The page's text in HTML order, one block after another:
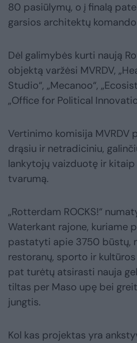
80 pasiūlymų, o į finalą
garsios architektų
Dėl galimybės kurti naują
objektą varžėsi MVRDV,
Studio“, „Mecanoo“,
„Office for Political
Vertinimo komisija MVRDV
drąsiu ir netradiciniu,
lankytojų vaizduotę ir
tvarumą.
„Rotterdam ROCKS!“
Waterkant rajone, kuriame
pastatyti apie 3750 būstų,
restoranų, sporto ir
pat turėtų atsirasti nauja
tiltas per Maso upę bei
jungtis.
Kol kas projektas yra